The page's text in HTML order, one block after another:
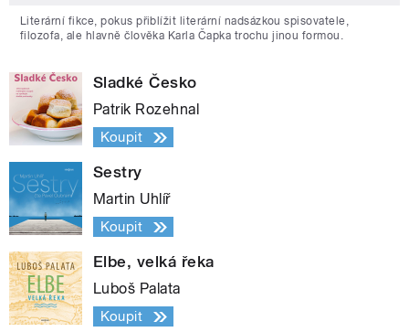
Literární fikce, pokus přiblížit literární nadsázkou spisovatele,
filozofa, ale hlavně člověka Karla Čapka trochu jinou formou.
Sladké Česko
Patrik Rozehnal
Koupit
Sestry
Martin Uhlíř
Koupit
Elbe, velká řeka
Luboš Palata
Koupit